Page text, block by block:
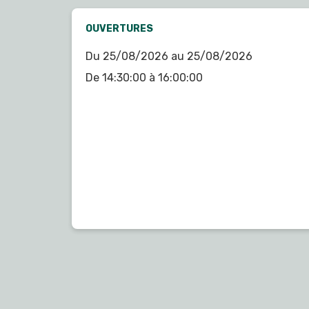
OUVERTURES
Du 25/08/2026 au 25/08/2026
De 14:30:00 à 16:00:00